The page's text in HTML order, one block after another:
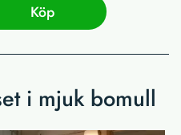
Köp
i mjuk bomull